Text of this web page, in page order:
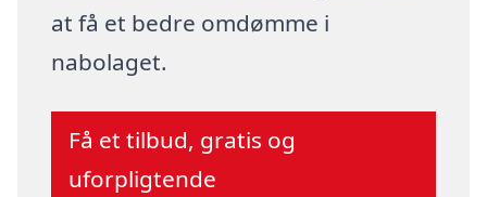
at få et bedre omdømme i
nabolaget.
Få et tilbud, gratis og
uforpligtende